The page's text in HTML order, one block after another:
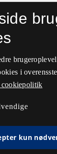
i
cookiepolitik
kun